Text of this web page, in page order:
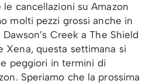
cancellazioni su Amazon
molti pezzi grossi anche in
Creek a The Shield
Xena, questa settimana si
peggiori in termini di
Speriamo che la prossima